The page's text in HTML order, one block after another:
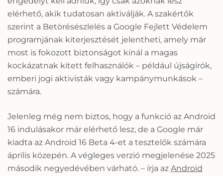
elérhető, akik tudatosan aktiválják. A szakértők
szerint a Betörésészlelés a Google Fejlett Védelem
programjának kiterjesztését jelentheti, amely már
most is fokozott biztonságot kínál a magas
kockázatnak kitett felhasználók – például újságírók,
emberi jogi aktivisták vagy kampánymunkások –
számára.
Jelenleg még nem biztos, hogy a funkció az Android
16 indulásakor már elérhető lesz, de a Google már
kiadta az Android 16 Beta 4-et a tesztelők számára
április közepén. A végleges verzió megjelenése 2025
második negyedévében várható. – írja az Android